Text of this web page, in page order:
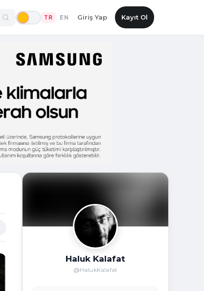
TR EN Giriş Yap Kayıt Ol
Haluk Kalafat
@HalukKalafat